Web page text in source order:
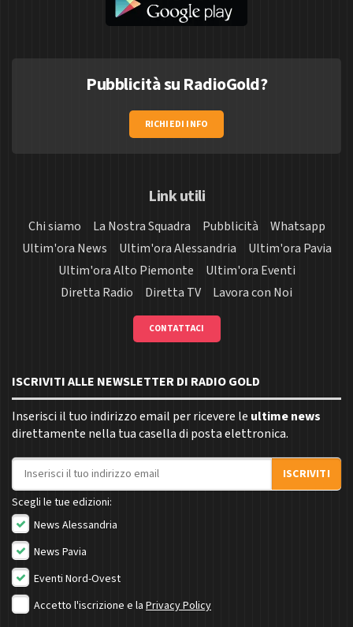
Pubblicità su RadioGold?
RICHIEDI INFO
Link utili
Chi siamo La Nostra Squadra Pubblicità
Whatsapp
Ultim'ora News
Ultim'ora Alessandria
Ultim'ora Pavia
Ultim'ora Alto Piemonte
Ultim'ora Eventi
Diretta Radio
Diretta TV Lavora con Noi
CONTATTACI
ISCRIVITI ALLE NEWSLETTER DI RADIO GOLD
Inserisci il tuo indirizzo email per ricevere le ultime news
direttamente nella tua casella di posta elettronica.
Indirizzo email
ISCRIVITI
Scegli le tue edizioni:
News Alessandria
News Pavia
Eventi Nord-Ovest
Accetto l'iscrizione e la Privacy Policy